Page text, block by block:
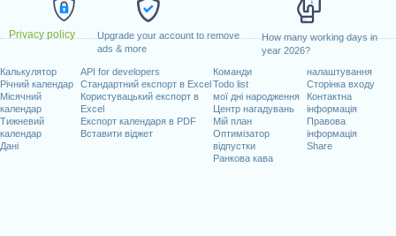
Privacy policy
Upgrade your account to remove
ads & more
How many working days in
year 2026?
Калькулятор
Річний календар
Місячний
календар
Тижневий
календар
Дані
API for developers
Стандартний експорт в Excel
Користувацький експорт в
Excel
Експорт календаря в PDF
Вставити віджет
Команди
Todo list
мої дні народження
Центр нагадувань
Мій план
Оптимізатор
відпустки
Ранкова кава
налаштування
Сторінка входу
Контактна
інформація
Правова
інформація
Share